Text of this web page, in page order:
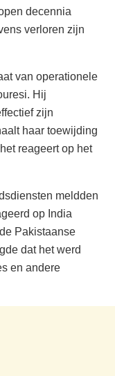
decennia
verloren zijn
van operationele
Hij
zijn
haar toewijding
reageert op het
meldden
op India
Pakistaanse
dat het werd
en andere